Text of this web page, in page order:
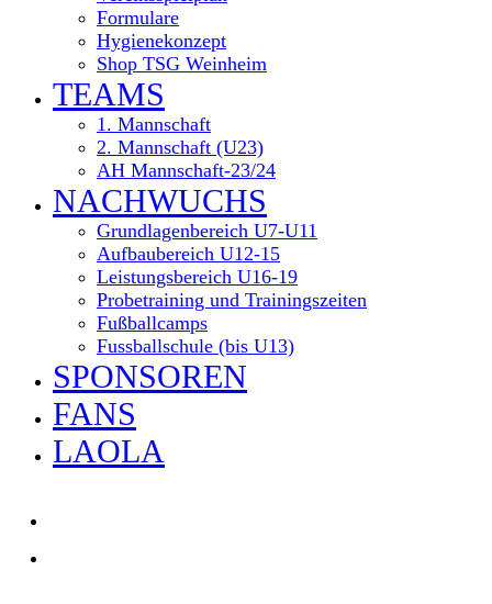
Formulare
Hygienekonzept
Shop TSG Weinheim
TEAMS
1. Mannschaft
2. Mannschaft (U23)
AH Mannschaft-23/24
NACHWUCHS
Grundlagenbereich U7-U11
Aufbaubereich U12-15
Leistungsbereich U16-19
Probetraining und Trainingszeiten
Fußballcamps
Fussballschule (bis U13)
SPONSOREN
FANS
LAOLA